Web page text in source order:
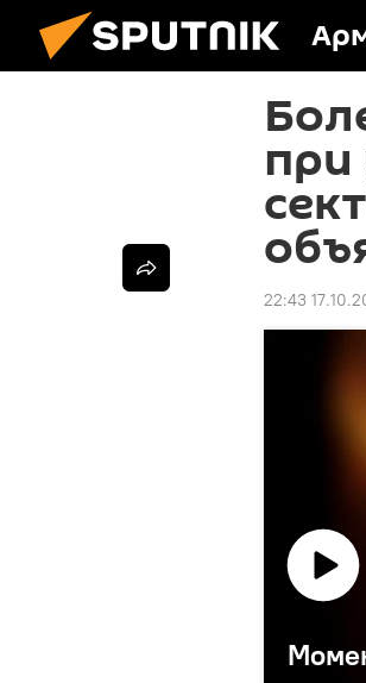
при
22:43